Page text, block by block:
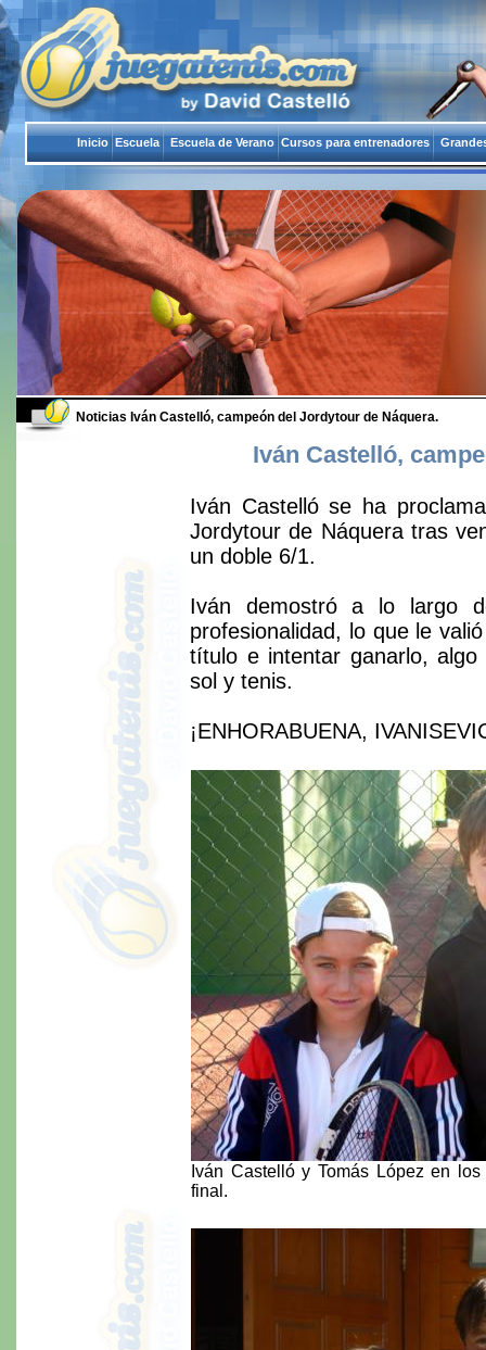
Inicio Escuela Escuela de Verano Cursos para entrenadores
Noticias Iván Castelló, campeón del Jordytour de Náquera.
Iván Castelló,
Iván Castelló se ha
Jordytour de Náquera tras
un doble 6/1.
Iván demostró a lo largo
profesionalidad, lo que le
título e intentar ganarlo,
sol y tenis.
¡ENHORABUENA,
Iván Castelló y Tomás López en
final.